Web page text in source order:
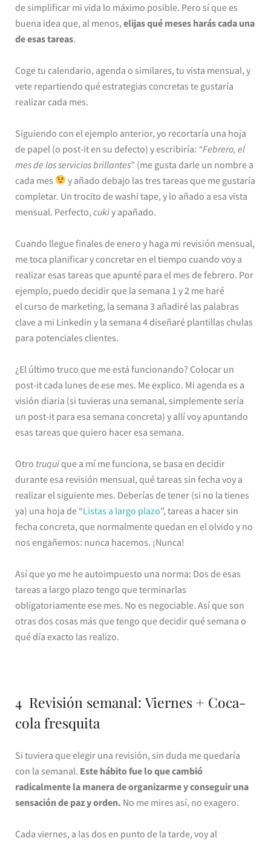
de simplificar mi vida lo máximo posible. Pero sí que es
buena idea que, al menos, elijas qué meses harás cada una
de esas tareas.
Coge tu calendario, agenda o similares, tu vista mensual, y
vete repartiendo qué estrategias concretas te gustaría
realizar cada mes.
Siguiendo con el ejemplo anterior, yo recortaría una hoja
de papel (o post-it en su defecto) y escribiría: “Febrero, el
mes de los servicios brillantes” (me gusta darle un nombre a
cada mes
y añado debajo las tres tareas que me gustaría
completar. Un trocito de washi tape, y lo añado a esa vista
mensual. Perfecto, cukiy apañado.
Cuando llegue finales de enero y haga mi revisión mensual,
me toca planificar y concretar en el tiempo cuando voy a
realizar esas tareas que apunté para el mes de febrero. Por
ejemplo, puedo decidir que la semana 1 y 2 me haré
el curso de marketing, la semana 3 añadiré las palabras
clave a mi Linkedin y la semana 4 diseñaré plantillas chulas
para potenciales clientes.
¿El último truco que me está funcionando? Colocar un
post-it cada lunes de ese mes. Me explico. Mi agenda es a
visión diaria (si tuvieras una semanal, simplemente sería
un post-it para esa semana concreta) y allí voy apuntando
esas tareas que quiero hacer esa semana.
Otro truquique a mí me funciona, se basa en decidir
durante esa revisión mensual, qué tareas sin fecha voy a
realizar el siguiente mes. Deberías de tener (si no la tienes
ya) una hoja de “Listas a largo plazo”, tareas a hacer sin
fecha concreta, que normalmente quedan en el olvido y no
nos engañemos: nunca hacemos. ¡Nunca!
Así que yo me he autoimpuesto una norma: Dos de esas
tareas a largo plazo tengo que terminarlas
obligatoriamente ese mes. No es negociable. Así que son
otras dos cosas más que tengo que decidir qué semana o
qué día exacto las realizo.
4 Revisión semanal: Viernes + Coca-
cola fresquita
Si tuviera que elegir una revisión, sin duda me quedaría
con la semanal. Este hábito fue lo que cambió
radicalmente la manera de organizarme y conseguir una
sensación de paz y orden. No me mires así, no exagero.
Cada viernes, a las dos en punto de la tarde, voy al